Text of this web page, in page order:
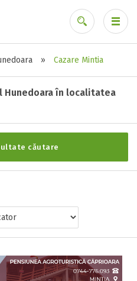
» Cazare Mintia
Hunedoara în localitatea
căutare